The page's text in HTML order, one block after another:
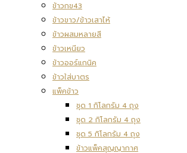
ข้าวกข43
ข้าวขาว/ข้าวเสาไห้
ข้าวผสมหลายสี
ข้าวเหนียว
ข้าวออร์แกนิค
ข้าวใส่บาตร
แพ็คข้าว
ชุด 1 กิโลกรัม 4 ถุง
ชุด 2 กิโลกรัม 4 ถุง
ชุด 5 กิโลกรัม 4 ถุง
ข้าวแพ็คสุญญากาศ